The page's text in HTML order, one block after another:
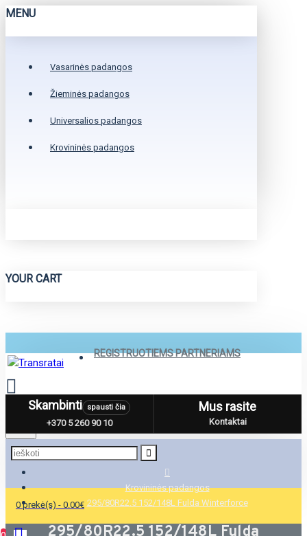
MENU
Vasarinės padangos
Žieminės padangos
Universalios padangos
Krovininės padangos
YOUR CART
REGISTRUOTIEMS PARTNERIAMS
Menu
0 prekė(s) - 0.00€
Skambinti spausti čia
+370 5 260 90 10
Mus rasite
Kontaktai
Krovininės padangos
295/80R22.5 152/148L Fulda Winterforce
295/80R22.5 152/148L Fulda